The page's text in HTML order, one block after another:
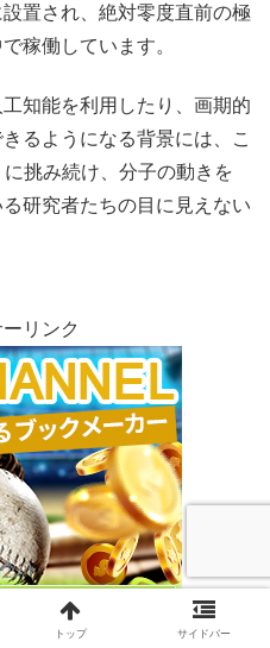
置され、絶対零度直前の極
稼働しています。
知能を利用したり、画期的
るようになる背景には、こ
挑み続け、分子の動きを
研究者たちの目に見えない
リンク
トップ サイドバー